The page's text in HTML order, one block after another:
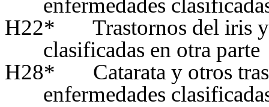
enfermedades
H22*
Trastornos del iris
clasificadas en otra parte
H28*
Catarata y otros
enfermedades